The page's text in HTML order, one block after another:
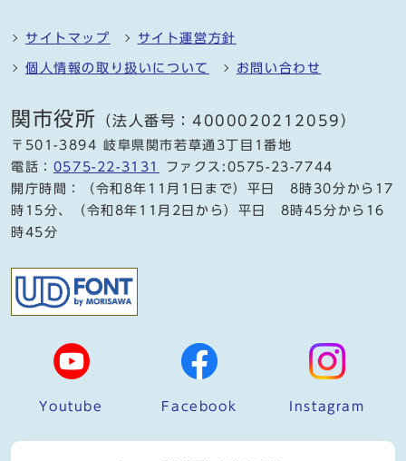
サイトマップ サイト運営方針
個人情報の取り扱いについて お問い合わせ
関市役所 （法人番号：4000020212059）
〒501-3894 岐阜県関市若草通3丁目1番地
電話： 0575-22-3131
ファクス:0575-23-7744
開庁時間：（令和8年11月1日まで）平日 8時30分から17
時15分、（令和8年11月2日から）平日 8時45分から16
時45分
Youtube Facebook Instagram